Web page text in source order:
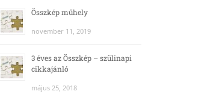
Összkép műhely
november 11, 2019
3 éves az Összkép – szülinapi
cikkajánló
május 25, 2018